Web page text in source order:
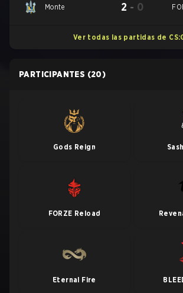
Monte 2 - 0
Ver todas las partidas de
PARTICIPANTES (20)
Gods Reign
FORZE Reload
Eternal Fire